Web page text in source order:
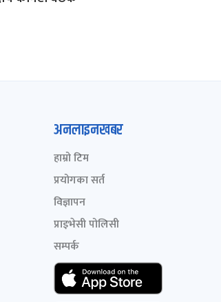
अनलाइनखबर
हाम्रो टिम
प्रयोगका सर्त
विज्ञापन
प्राइभेसी पोलिसी
सम्पर्क